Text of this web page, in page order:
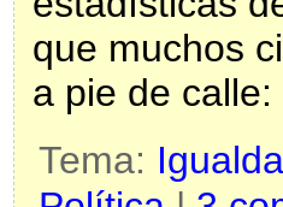
que muchos
a pie de
Tema: